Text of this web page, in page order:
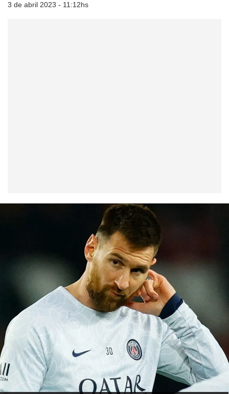
3 de abril 2023 - 11:12hs